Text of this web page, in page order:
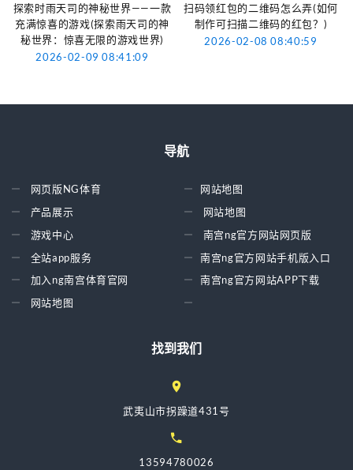
探索时雨天司的神秘世界——一款
充满惊喜的游戏(探索雨天司的神
秘世界：惊喜无限的游戏世界)
2026-02-09 08:41:09
扫码领红包的二维码怎么弄(如何
制作可扫描二维码的红包？)
2026-02-08 08:40:59
导航
网页版NG体育
产品展示
游戏中心
全站app服务
加入ng南宫体育官网
网站地图
网站地图
网站地图
南宫ng官方网站网页版
南宫ng官方网站手机版入口
南宫ng官方网站APP下载
找到我们
武夷山市拐躁道431号
13594780026